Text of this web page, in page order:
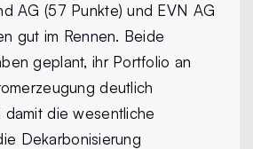
AG (57 Punkte) und EVN AG
gut im Rennen. Beide
geplant, ihr Portfolio an
deutlich
damit die wesentliche
Dekarbonisierung